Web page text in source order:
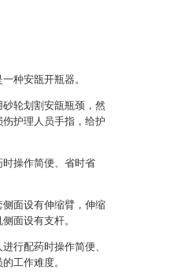
种安瓿开瓶器。
轮划割安瓿瓶颈，然
护理人员手指，给护
操作简便、省时省
面设有伸缩臂，伸缩
面设有支杆。
行配药时操作简便、
工作难度。